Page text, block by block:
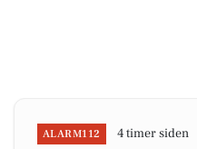
ALARM112 4 timer siden